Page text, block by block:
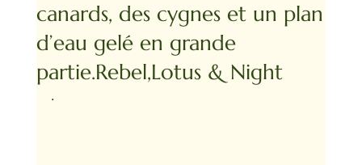
canards, des cygnes et un plan
d’eau gelé en grande
partie.Rebel,Lotus & Night
.